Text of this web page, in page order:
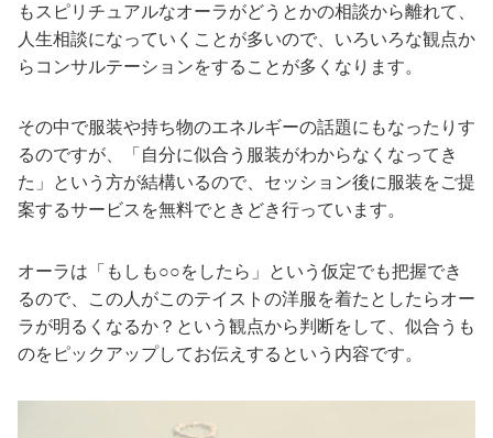
もスピリチュアルなオーラがどうとかの相談から離れて、
人生相談になっていくことが多いので、いろいろな観点か
らコンサルテーションをすることが多くなります。
その中で服装や持ち物のエネルギーの話題にもなったりす
るのですが、「自分に似合う服装がわからなくなってき
た」という方が結構いるので、セッション後に服装をご提
案するサービスを無料でときどき行っています。
オーラは「もしも○○をしたら」という仮定でも把握でき
るので、この人がこのテイストの洋服を着たとしたらオー
ラが明るくなるか？という観点から判断をして、似合うも
のをピックアップしてお伝えするという内容です。